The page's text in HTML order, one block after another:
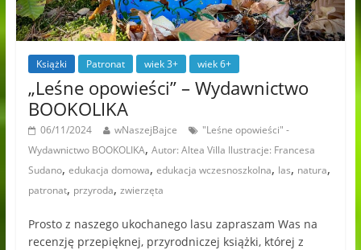
Książki Patronat wiek 3+ wiek 6+
„Leśne opowieści” – Wydawnictwo
BOOKOLIKA
06/11/2024 wNaszejBajce
"Leśne opowieści" -
Wydawnictwo BOOKOLIKA, Autor: Altea Villa Ilustracje: Francesa
Sudano, edukacja domowa, edukacja wczesnoszkolna, las, natura,
patronat, przyroda, zwierzęta
Prosto z naszego ukochanego lasu zapraszam Was na
recenzję przepięknej, przyrodniczej książki, której z